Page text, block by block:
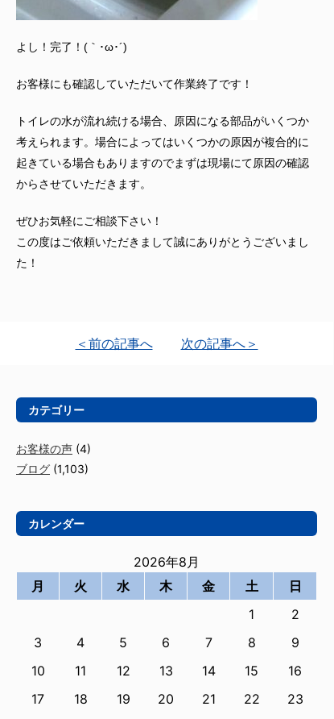
よし！完了！(｀･ω･´)ゞ
お客様にも確認していただいて作業終了です！
トイレの水が流れ続ける場合、原因になる部品がいくつか
考えられます。場合によってはいくつかの原因が複合的に
起きている場合もありますのでまずは現場にて原因の確認
からさせていただきます。
ぜひお気軽にご相談下さい！
この度はご依頼いただきまして誠にありがとうございまし
た！
＜前の記事へ 次の記事へ＞
カテゴリー
お客様の声 (4)
ブログ (1,103)
カレンダー
2026年8月
月
火 水 木 金 土
日
1
2
3
4 5 6 7 8
9
10
11 12 13 14 15
16
17
18 19 20 21 22 23